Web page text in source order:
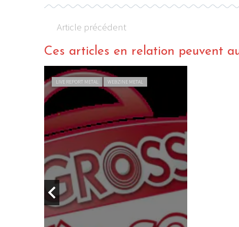
Article précédent
Ces articles en relation peuvent
LIVE REPORT METAL WEBZINE METAL